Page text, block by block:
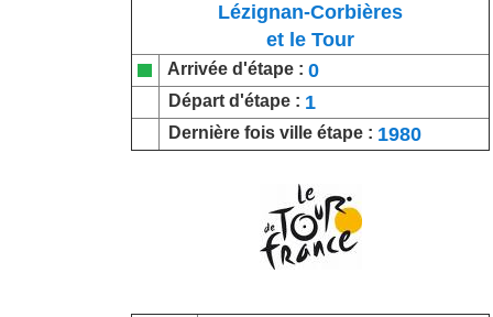
Lézignan-Corbières
et le Tour
Arrivée d'étape : 0
Départ d'étape : 1
Dernière fois ville étape : 1980